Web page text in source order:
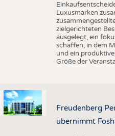
Luxusmarken
zielgerichteten
ausgelegt, ein
schaffen, in dem
und ein
Größe der
Freudenberg
übernimmt